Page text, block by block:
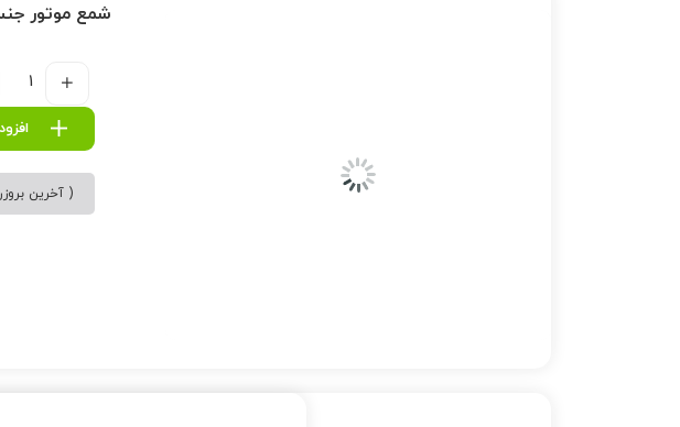
شمع موتور
( آخرین بروزرسانی :